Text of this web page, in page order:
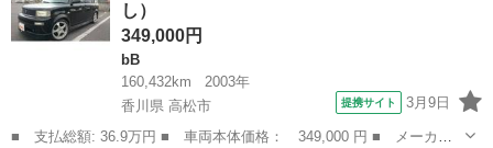
プダウン...
し）
349,000円
bB
160,432km
2003年
香川県 高松市
提携サイト 3月9日
■ 支払総額: 36.9万円 ■ 車両本体価格： 349,000 円 ■ メーカー